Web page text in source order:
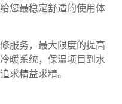
您最稳定舒适的使用体
服务，最大限度的提高
暖系统，保温项目到水
求精益求精。